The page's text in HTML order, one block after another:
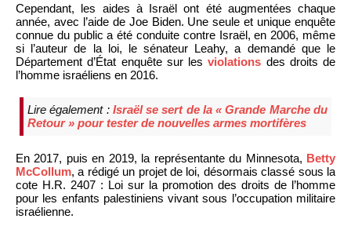
Cependant, les aides à Israël ont été augmentées chaque
année, avec l’aide de Joe Biden. Une seule et unique enquête
connue du public a été conduite contre Israël, en 2006, même
si l’auteur de la loi, le sénateur Leahy, a demandé que le
Département d’État enquête sur lesviolations des droits de
l’homme israéliens en 2016.
Lire également : Israël se sert de la « Grande Marche du
Retour » pour tester de nouvelles armes mortifères
En 2017, puis en 2019, la représentante du Minnesota, Betty
McCollum, a rédigé un projet de loi, désormais classé sous la
cote H.R. 2407 : Loi sur la promotion des droits de l’homme
pour les enfants palestiniens vivant sous l’occupation militaire
israélienne.